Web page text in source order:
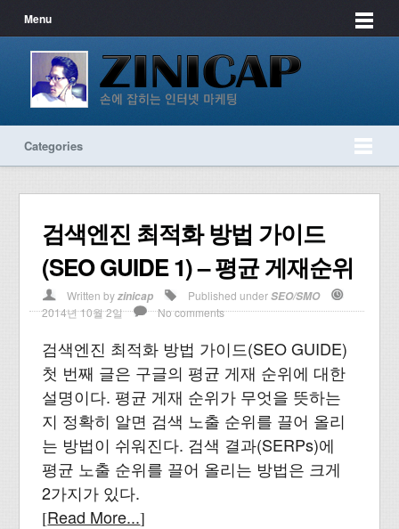
Menu
Categories
검색엔진 최적화 방법 가이드
(SEO GUIDE 1) – 평균 게재순위
Written byzinicap Published underSEO/SMO
2014년 10월 2일
No comments
검색엔진 최적화 방법 가이드(SEO GUIDE)
첫 번째 글은 구글의 평균 게재 순위에 대한
설명이다. 평균 게재 순위가 무엇을 뜻하는
지 정확히 알면 검색 노출 순위를 끌어 올리
는 방법이 쉬워진다. 검색 결과(SERPs)에
평균 노출 순위를 끌어 올리는 방법은 크게
2가지가 있다.
[Read More...]